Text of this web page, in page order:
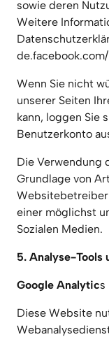
sowie deren
Weitere
Wenn Sie nicht
unserer Seiten
kann, loggen Sie
Benutzerkonto
Die Verwendung
Grundlage von
einer möglichst
Sozialen Medien.
5. Analyse-Tools
Google Analytics
Diese Website